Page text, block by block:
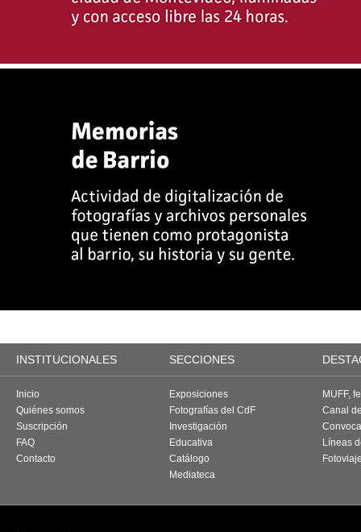
INSTITUCIONALES SECCIONES
Inicio
Quiénes somos
Suscripción
FAQ
Contacto
Exposiciones
Fotografías del CdF
Investigación
Educativa
Catálogo
Mediateca
MUFF,
Canal
Líneas